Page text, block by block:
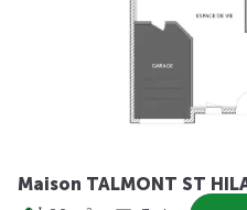
Maison TALMONT ST